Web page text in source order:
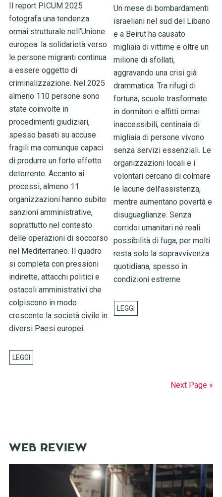
Il report PICUM 2025
fotografa una tendenza
ormai strutturale nell’Unione
europea: la solidarietà verso
le persone migranti continua
a essere oggetto di
criminalizzazione. Nel 2025
almeno 110 persone sono
state coinvolte in
procedimenti giudiziari,
spesso basati su accuse
fragili ma comunque capaci
di produrre un forte effetto
deterrente. Accanto ai
processi, almeno 11
organizzazioni hanno subito
sanzioni amministrative,
soprattutto nel contesto
delle operazioni di soccorso
nel Mediterraneo. Il quadro
si completa con pressioni
indirette, attacchi politici e
ostacoli amministrativi che
colpiscono in modo
crescente la società civile in
diversi Paesi europei.
Un mese di bombardamenti
israeliani nel sud del Libano
e a Beirut ha causato
migliaia di vittime e oltre un
milione di sfollati,
aggravando una crisi già
drammatica. Tra rifugi di
fortuna, scuole trasformate
in dormitori e affitti ormai
inaccessibili, centinaia di
migliaia di persone vivono
senza servizi essenziali. Le
organizzazioni locali e i
volontari cercano di colmare
le lacune dell’assistenza,
mentre aumentano povertà e
disuguaglianze. Senza
corridoi umanitari né reali
possibilità di fuga, per molti
resta solo la sopravvivenza
quotidiana, spesso in
condizioni estreme.
Next Page »
WEB REVIEW